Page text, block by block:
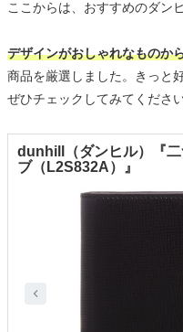
ここからは、おすすめのダン
デザインがおしゃれなものか
商品を厳選しました。きっと
ぜひチェックしてみてください
dunhill（ダンヒル）『
ブ（L2S832A）』